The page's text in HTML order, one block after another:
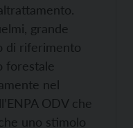
grande
di riferimento
forestale
nel
ODV che
uno stimolo